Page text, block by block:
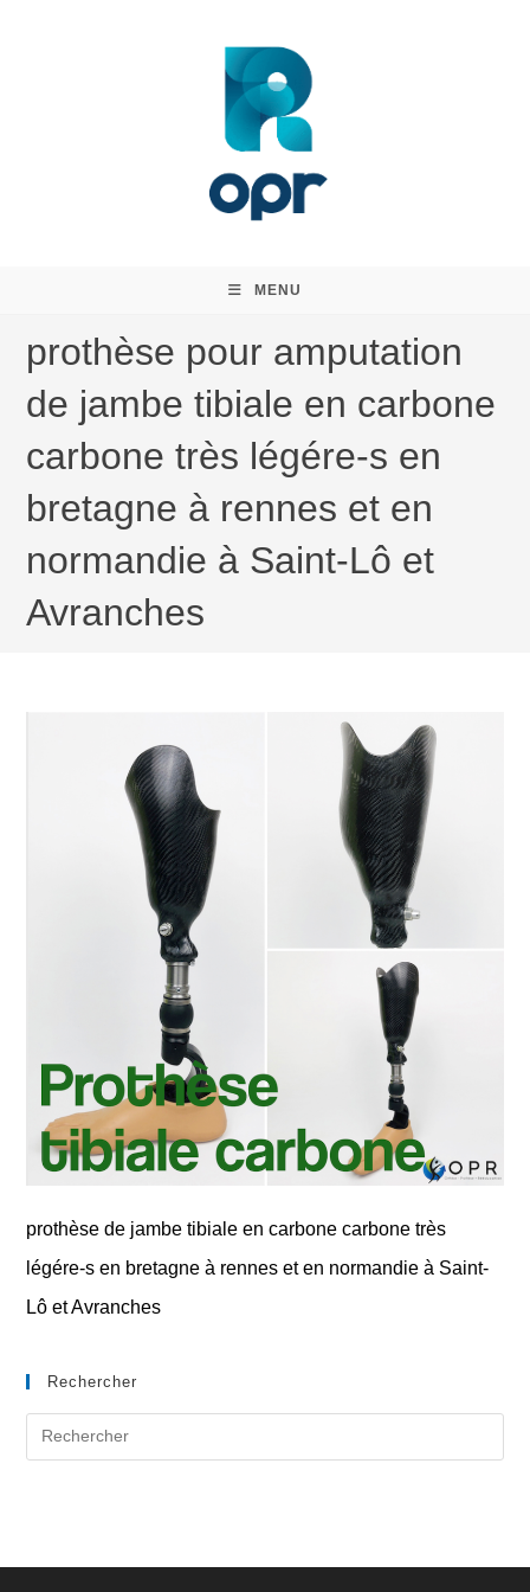
MENU
prothèse pour amputation
de jambe tibiale en carbone
carbone très légére-s en
bretagne à rennes et en
normandie à Saint-Lô et
Avranches
prothèse de jambe tibiale en carbone carbone très
légére-s en bretagne à rennes et en normandie à Saint-
Lô et Avranches
Rechercher